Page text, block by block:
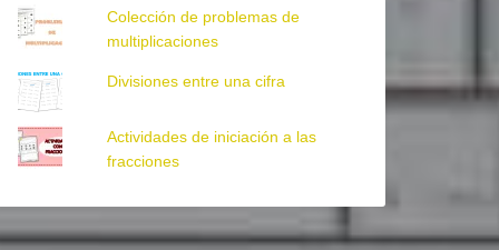
Colección de problemas de
multiplicaciones
Divisiones entre una cifra
Actividades de iniciación a las
fracciones